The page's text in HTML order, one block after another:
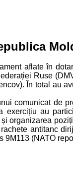
aflate în
Ruse
În total au
comunicat de
exercițiu au
organizarea
antitanc
(NATO